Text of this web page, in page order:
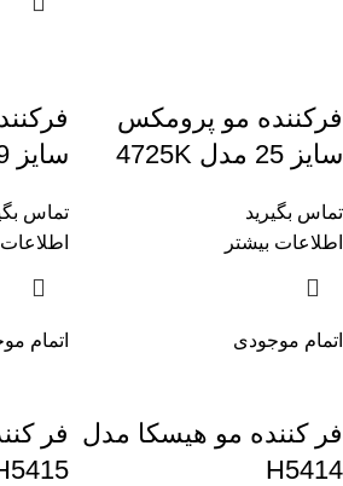
فرکننده مو پرومکس
سایز 25 مدل 4725K
تماس بگیرید
اطلاعات بیشتر
سایز 19 مدل 4719K
تماس
اتمام موجودی
فر کننده مو هیسکا مدل
H5414
اتمام
فر